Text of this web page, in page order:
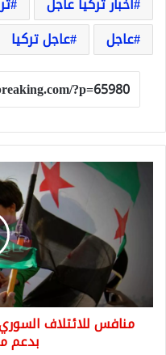
عاجل
عاجل تركيا
منافس
للائتلاف
السوري
سياسي
سوري
بدعم
منافس للائتلاف
بدعم